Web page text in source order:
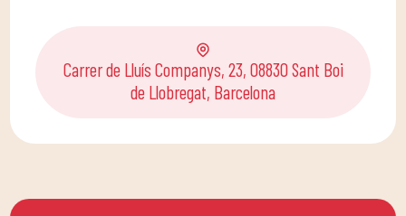
Carrer de Lluís Companys, 23, 08830 Sant Boi
de Llobregat, Barcelona